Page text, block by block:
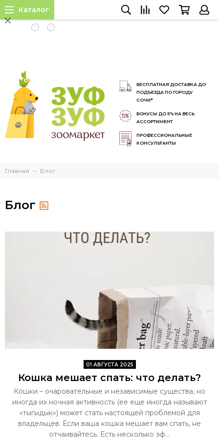
INSTALL APP
БЕСПЛАТНАЯ ДОСТАВКА ДО
ПОДЪЕЗДА ПО ГОРОДУ
СОЧИ*
БОНУСЫ ДО 5% НА ВЕСЬ
АССОРТИМЕНТ
ПРОФЕССИОНАЛЬНЫЕ
КОНСУЛЬТАНТЫ
Каталог
Главная Блог
Блог
01 АВГУСТА 2025
Кошка мешает спать: что делать?
Кошки – очаровательные и независимые существа, но
иногда их ночная активность (ее еще иногда называют
«тыгыдык») может стать настоящей проблемой для
владельцев. Если ваша кошка мешает вам спать, не
отчаивайтесь. Есть несколько эф...